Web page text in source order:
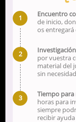
Encuentro
de inicio,
os entregará
por vuestra
material del
sin
Tiempo para
horas para
siempre
recibir